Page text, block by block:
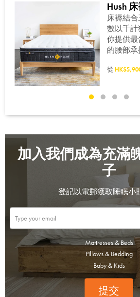
Hush
床褥結
數以千
你提供
的腰部承
從
加入我們成為充滿
子
登記以電郵獲取睡眠小
Mattresses & Beds
Pillows & Bedding
Baby & Kids
提交